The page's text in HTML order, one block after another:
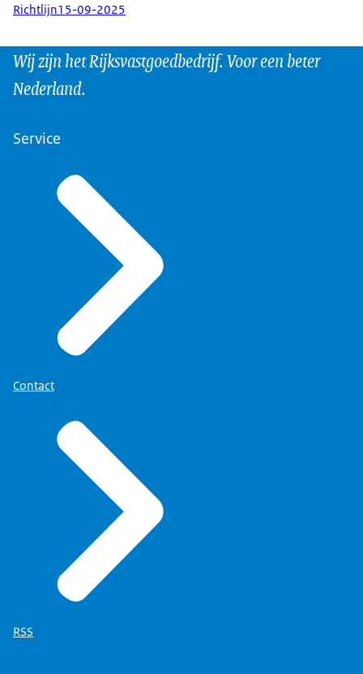
Richtlijn15-09-2025
Wij zijn het Rijksvastgoedbedrijf. Voor een beter
Nederland.
Service
Contact
RSS